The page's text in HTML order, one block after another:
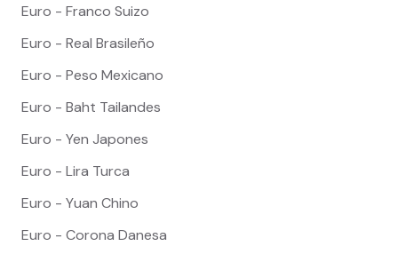
Euro - Franco Suizo
Euro - Real Brasileño
Euro - Peso Mexicano
Euro - Baht Tailandes
Euro - Yen Japones
Euro - Lira Turca
Euro - Yuan Chino
Euro - Corona Danesa